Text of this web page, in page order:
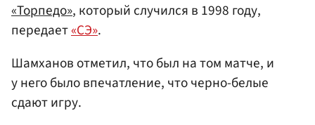
«Торпедо», который случился в 1998 году,
передает«СЭ».
Шамханов отметил, что был на том матче, и
у него было впечатление, что черно-белые
сдают игру.